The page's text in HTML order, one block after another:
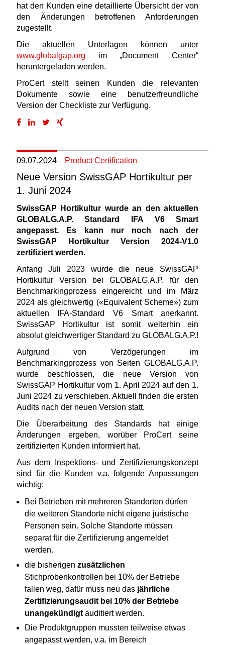
hat den Kunden eine detaillierte Übersicht der von
den Änderungen betroffenen Anforderungen
zugestellt.
Die aktuellen Unterlagen können unter
www.globalgap.org im „Document Center“
heruntergeladen werden.
ProCert stellt seinen Kunden die relevanten
Dokumente sowie eine benutzerfreundliche
Version der Checkliste zur Verfügung.
09.07.2024 Product Certification
Neue Version SwissGAP Hortikultur per
1. Juni 2024
SwissGAP Hortikultur wurde an den aktuellen
GLOBALG.A.P. Standard IFA V6 Smart
angepasst. Es kann nur noch nach der
SwissGAP Hortikultur Version 2024-V1.0
zertifiziert werden.
Anfang Juli 2023 wurde die neue SwissGAP
Hortikultur Version bei GLOBALG.A.P. für den
Benchmarkingprozess eingereicht und im März
2024 als gleichwertig («Equivalent Scheme») zum
aktuellen IFA-Standard V6 Smart anerkannt.
SwissGAP Hortikultur ist somit weiterhin ein
absolut gleichwertiger Standard zu GLOBALG.A.P.!
Aufgrund von Verzögerungen im
Benchmarkingprozess von Seiten GLOBALG.A.P.
wurde beschlossen, die neue Version von
SwissGAP Hortikultur vom 1. April 2024 auf den 1.
Juni 2024 zu verschieben. Aktuell finden die ersten
Audits nach der neuen Version statt.
Die Überarbeitung des Standards hat einige
Änderungen ergeben, worüber ProCert seine
zertifizierten Kunden informiert hat.
Aus dem Inspektions- und Zertifizierungskonzept
sind für die Kunden v.a. folgende Anpassungen
wichtig:
Bei Betrieben mit mehreren Standorten dürfen
die weiteren Standorte nicht eigene juristische
Personen sein. Solche Standorte müssen
separat für die Zertifizierung angemeldet
werden.
die bisherigen zusätzlichen
Stichprobenkontrollen bei 10% der Betriebe
fallen weg, dafür muss neu das jährliche
Zertifizierungsaudit bei 10% der Betriebe
unangekündigtauditiert werden.
Die Produktgruppen mussten teilweise etwas
angepasst werden, v.a. im Bereich